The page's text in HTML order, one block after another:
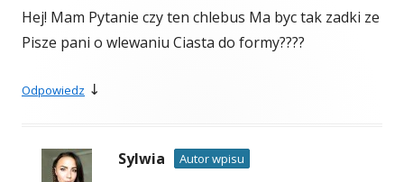
Hej! Mam Pytanie czy ten chlebus Ma byc tak zadki ze
Pisze pani o wlewaniu Ciasta do formy????
Odpowiedz ↓
Sylwia
Autor wpisu